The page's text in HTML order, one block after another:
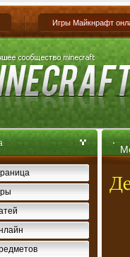
Игры Майкнрафт